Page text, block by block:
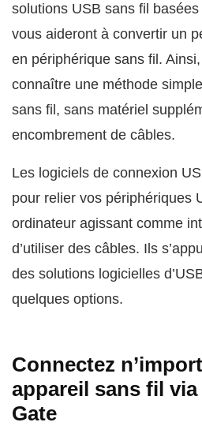
solutions USB sans fil
vous aideront à convertir un
en périphérique sans fil.
connaître une méthode
sans fil, sans matériel
encombrement de câbles.
Les logiciels de connexion
pour relier vos périphériques
ordinateur agissant comme
d’utiliser des câbles. Ils
des solutions logicielles
quelques options.
Connectez
appareil sans fil
Gate